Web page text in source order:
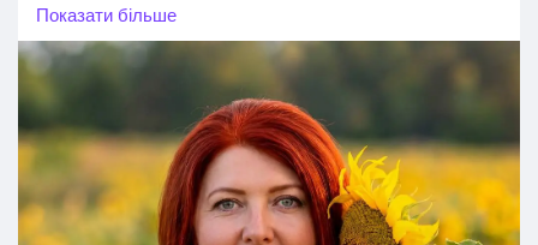
нею російський удар забрав життя ще семи людей.
Віта Горкавенко проживала в селі Степові Хутори,
працювала на складі в селі Квітневе та виховувала
двох дітей — доньку й сина.
9 серпня їй мало виповнитися 40 років…
🕯️ Щирі співчуття рідним і близьким. Світла пам’ять.
Показати більше